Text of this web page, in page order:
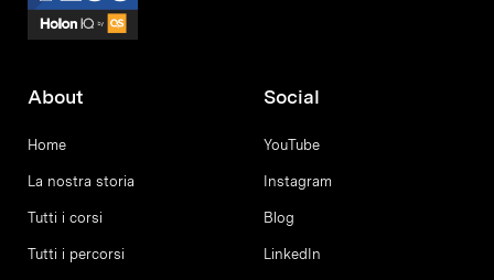
About
Home
La nostra storia
Tutti i corsi
Tutti i percorsi
Social
YouTube
Instagram
Blog
LinkedIn